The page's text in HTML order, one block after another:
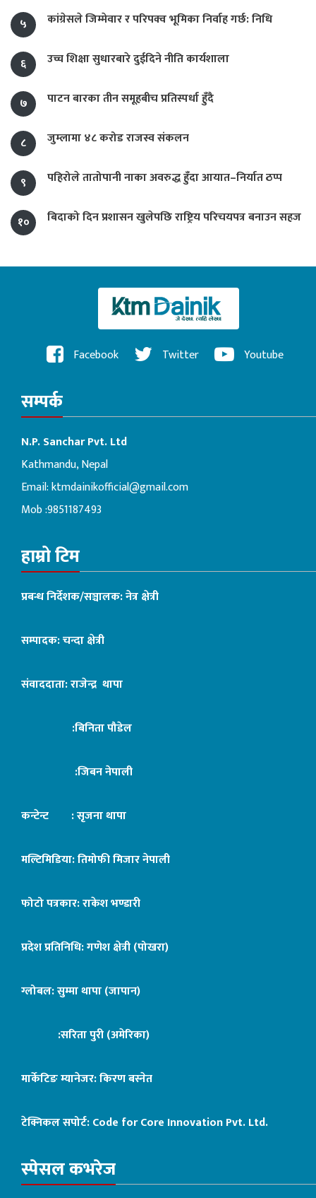
५
कांग्रेसले जिम्मेवार र परिपक्व भूमिका निर्वाह गर्छ: निधि
६ उच्च शिक्षा सुधारबारे दुईदिने नीति कार्यशाला
७ पाटन बारका तीन समूहबीच प्रतिस्पर्धा हुँदै
८ जुम्लामा ४८ करोड राजस्व संकलन
९ पहिरोले तातोपानी नाका अवरुद्ध हुँदा आयात–निर्यात ठप्प
१० बिदाको दिन प्रशासन खुलेपछि राष्ट्रिय परिचयपत्र बनाउन सहज
Facebook Twitter Youtube
सम्पर्क
N.P. Sanchar Pvt. Ltd
Kathmandu, Nepal
Email:ktmdainikofficial@gmail.com
Mob :9851187493
हाम्रो टिम
प्रबन्ध निर्देशक/सञ्चालक: नेत्र क्षेत्री
सम्पादक: चन्दा क्षेत्री
संवाददाता: राजेन्द्र थापा
:बिनिता पौडेल
:जिबन नेपाली
कन्टेन्ट : सृजना थापा
मल्टिमिडिया: तिमोफी मिजार नेपाली
फोटो पत्रकार: राकेश भण्डारी
प्रदेश प्रतिनिधि: गणेश क्षेत्री (पोखरा)
ग्लोबल: सुम्मा थापा (जापान)
:सरिता पुरी (अमेरिका)
मार्केटिङ म्यानेजर: किरण बस्नेत
टेक्निकल सपोर्ट:Code for Core Innovation Pvt. Ltd.
स्पेसल कभरेज